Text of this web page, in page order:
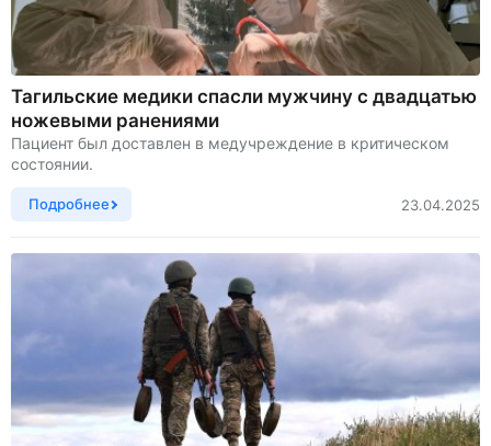
Тагильские медики спасли мужчину с двадцатью
ножевыми ранениями
Пациент был доставлен в медучреждение в критическом
состоянии.
Подробнее 23.04.2025